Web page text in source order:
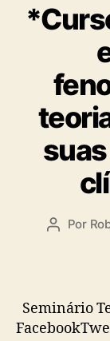
Autor
Por
Seminário